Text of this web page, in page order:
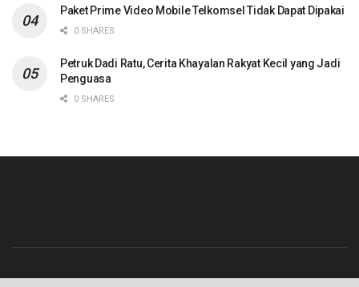
Paket Prime Video Mobile Telkomsel Tidak Dapat Dipakai
0 SHARES
Petruk Dadi Ratu, Cerita Khayalan Rakyat Kecil yang Jadi
Penguasa
0 SHARES